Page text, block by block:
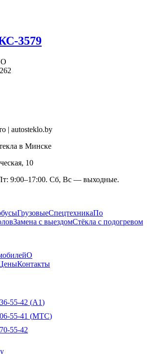
3579
| autosteklo.by
в Минске
10
9:00–17:00. Сб, Вс — выходные.
ГрузовыеСпецтехникаПо
Замена с выездомСтёкла с подогревом
О
Контакты
55-42 (A1)
55-41 (МТС)
55-42